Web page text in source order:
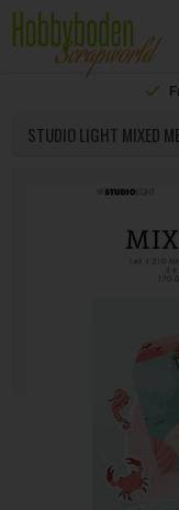
STUDIO LIGHT MIXED